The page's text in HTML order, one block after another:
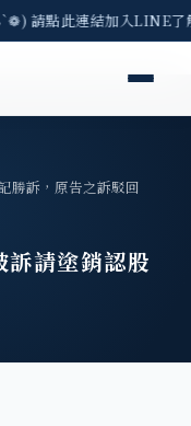
請點此連結加入LINE
勝訴，原告之訴駁回
訴請塗銷認股